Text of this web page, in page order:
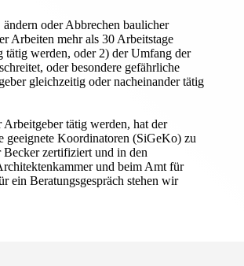
oder Abbrechen baulicher
Arbeiten mehr als 30 Arbeitstage
tätig werden, oder 2) der Umfang der
oder besondere gefährliche
gleichzeitig oder nacheinander tätig
tätig werden, hat der
geeignete Koordinatoren (SiGeKo) zu
zertifiziert und in den
und beim Amt für
ein Beratungsgespräch stehen wir